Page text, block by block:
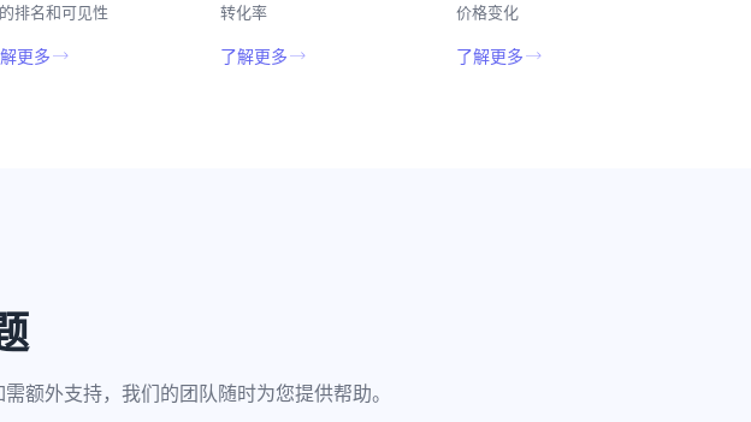
排名和可见性
更多
转化率
了解更多
价格变化
了解更多
额外支持，我们的团队随时为您提供帮助。